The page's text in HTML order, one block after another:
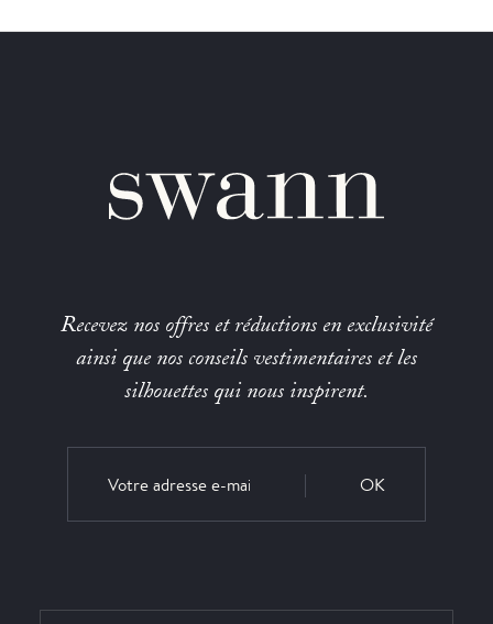
Recevez nos offres et réductions en exclusivité
ainsi que nos conseils vestimentaires et les
silhouettes qui nous inspirent.
OK